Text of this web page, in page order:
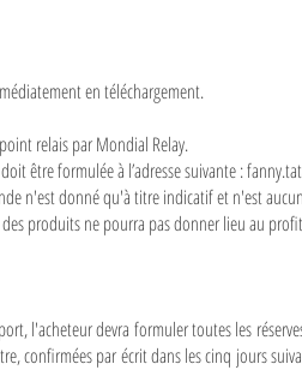
en téléchargement.
relais par Mondial Relay.
être formulée à l’adresse suivante :
n'est donné qu'à titre indicatif et n'est
produits ne pourra pas donner lieu au
l'acheteur devra formuler toutes les
confirmées par écrit dans les cinq jours